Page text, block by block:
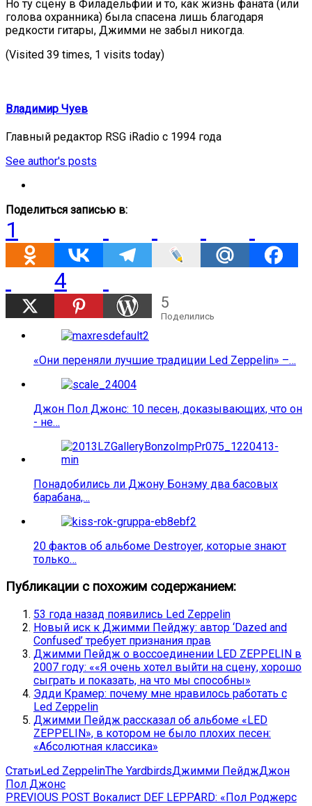
Но ту сцену в Филадельфии и то, как жизнь фаната (или
голова охранника) была спасена лишь благодаря
редкости гитары, Джимми не забыл никогда.
(Visited 39 times, 1 visits today)
Владимир Чуев
Главный редактор RSG iRadio с 1994 года
See author's posts
Поделиться записью в:
1
4
5
Поделились
«Они переняли лучшие традиции Led Zeppelin» –…
Джон Пол Джонс: 10 песен, доказывающих, что он
- не…
Понадобились ли Джону Бонэму два басовых
барабана,…
20 фактов об альбоме Destroyer, которые знают
только…
Публикации с похожим содержанием:
53 года назад появились Led Zeppelin
Новый иск к Джимми Пейджу: автор ‘Dazed and
Confused’ требует признания прав
Джимми Пейдж о воссоединении LED ZEPPELIN в
2007 году: ««Я очень хотел выйти на сцену, хорошо
сыграть и показать, на что мы способны»
Эдди Крамер: почему мне нравилось работать с
Led Zeppelin
Джимми Пейдж рассказал об альбоме «LED
ZEPPELIN», в котором не было плохих песен:
«Абсолютная классика»
СтатьиLed ZeppelinThe YardbirdsДжимми ПейджДжон
Пол Джонс
Навигация
PREVIOUS POST Previous
Вокалист DEF LEPPARD: «Пол Роджерс